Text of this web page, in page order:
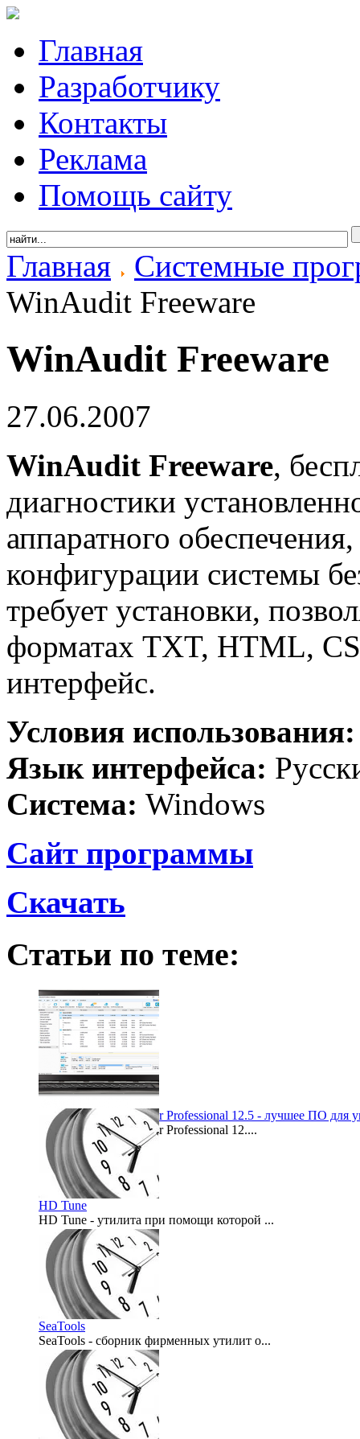
Главная
Разработчику
Контакты
Реклама
Помощь сайту
Главная
Системные
WinAudit Freeware
WinAudit Freeware
27.06.2007
WinAudit Freeware,
диагностики
аппаратного
конфигурации системы
требует установки,
форматах TXT, HTML,
интерфейс.
Условия
Язык интерфейса:
Система: Windows
Сайт программы
Скачать
Статьи по теме:
EaseUS Partition Master Professional 12.5 - лучшее ПО для
EaseUS Partition Master Professional 12....
2017-10-27
HD Tune
HD Tune - утилита при помощи которой ...
2007-12-06
SeaTools
SeaTools - сборник фирменных утилит о...
2007-10-16